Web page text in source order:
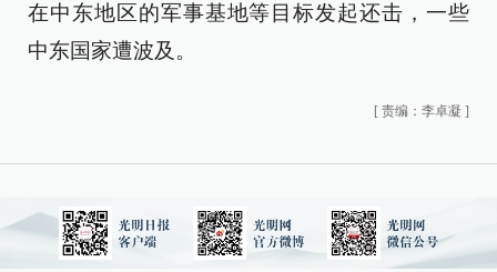
在中东地区的军事基地等目标发起还击，一些
中东国家遭波及。
[ 责编：李卓凝 ]